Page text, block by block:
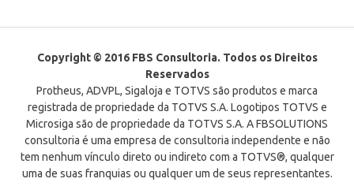
Copyright © 2016 FBS Consultoria. Todos os Direitos
Reservados
Protheus, ADVPL, Sigaloja e TOTVS são produtos e marca
registrada de propriedade da TOTVS S.A. Logotipos TOTVS e
Microsiga são de propriedade da TOTVS S.A. A FBSOLUTIONS
consultoria é uma empresa de consultoria independente e não
tem nenhum vínculo direto ou indireto com a TOTVS®, qualquer
uma de suas franquias ou qualquer um de seus representantes.